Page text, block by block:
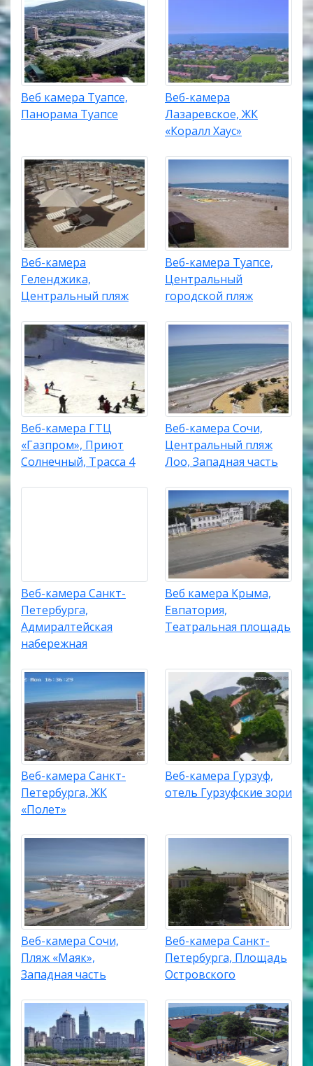
Веб камера Туапсе,
Панорама Туапсе
Веб-камера
Лазаревское, ЖК
«Коралл Хаус»
Веб-камера
Геленджика,
Центральный пляж
Веб-камера Туапсе,
Центральный
городской пляж
Веб-камера ГТЦ
«Газпром», Приют
Солнечный, Трасса 4
Веб-камера Сочи,
Центральный пляж
Лоо, Западная часть
Веб-камера Санкт-
Петербурга,
Адмиралтейская
набережная
Веб камера Крыма,
Евпатория,
Театральная площадь
Веб-камера Санкт-
Петербурга, ЖК
«Полет»
Веб-камера Гурзуф,
отель Гурзуфские зори
Веб-камера Сочи,
Пляж «Маяк»,
Западная часть
Веб-камера Санкт-
Петербурга, Площадь
Островского